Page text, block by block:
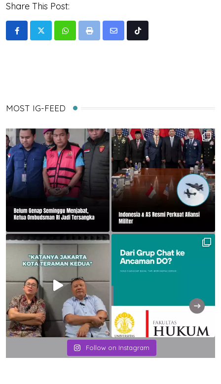
Share This Post:
WhatsappPrint
Share
Tiktok
MOST IG-FEED
Follow on Instagram